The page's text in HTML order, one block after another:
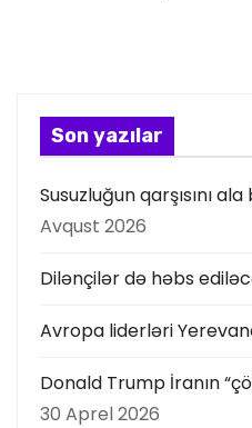
Son yazılar
Susuzluğun qarşısını
Avqust 2026
Dilənçilər də həbs
Avropa liderləri
Donald Trump İranın
30 Aprel 2026